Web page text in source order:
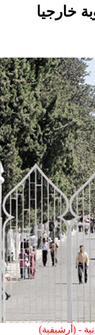
خارجيا
- (أرشيفية)